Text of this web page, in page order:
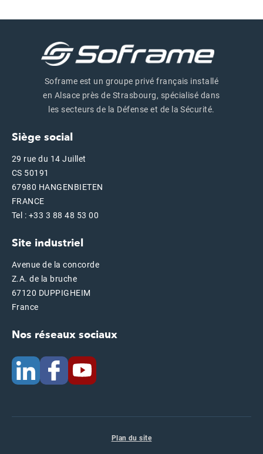
Soframe est un groupe privé français installé
en Alsace près de Strasbourg, spécialisé dans
les secteurs de la Défense et de la Sécurité.
Siège social
29 rue du 14 Juillet
CS 50191
67980 HANGENBIETEN
FRANCE
Tel : +33 3 88 48 53 00
Site industriel
Avenue de la concorde
Z.A. de la bruche
67120 DUPPIGHEIM
France
Nos réseaux sociaux
Plan du site